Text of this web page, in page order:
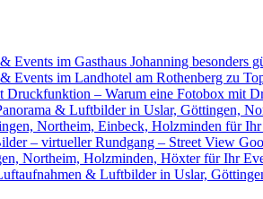
Events im Gasthaus Johanning besonders
Events im Landhotel am Rothenberg zu
Druckfunktion – Warum eine Fotobox mit
& Luftbilder in Uslar, Göttingen,
Northeim, Einbeck, Holzminden für
– virtueller Rundgang – Street View
Northeim, Holzminden, Höxter für Ihr
& Luftbilder in Uslar,